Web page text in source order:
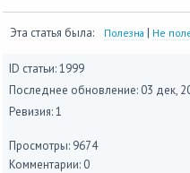
Эта статья была: Полезна | Не
ID статьи: 1999
Последнее обновление: 03 дек,
Ревизия: 1
Просмотры: 9674
Комментарии: 0